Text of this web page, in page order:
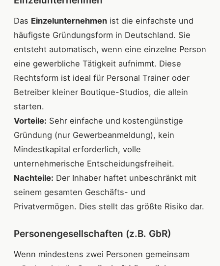
Das Einzelunternehmen ist die einfachste und
häufigste Gründungsform in Deutschland. Sie
entsteht automatisch, wenn eine einzelne Person
eine gewerbliche Tätigkeit aufnimmt. Diese
Rechtsform ist ideal für Personal Trainer oder
Betreiber kleiner Boutique-Studios, die allein
starten.
Vorteile: Sehr einfache und kostengünstige
Gründung (nur Gewerbeanmeldung), kein
Mindestkapital erforderlich, volle
unternehmerische Entscheidungsfreiheit.
Nachteile: Der Inhaber haftet unbeschränkt mit
seinem gesamten Geschäfts- und
Privatvermögen. Dies stellt das größte Risiko dar.
Personengesellschaften (z.B. GbR)
Wenn mindestens zwei Personen gemeinsam